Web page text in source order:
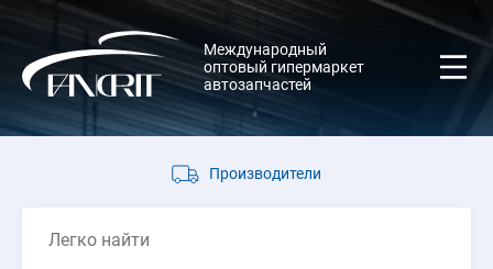
Международный
оптовый гипермаркет
автозапчастей
Производители